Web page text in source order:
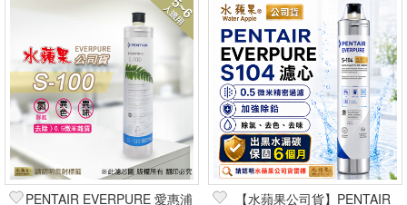
PENTAIR EVERPURE 愛惠浦
【水蘋果公司貨】PENTAIR